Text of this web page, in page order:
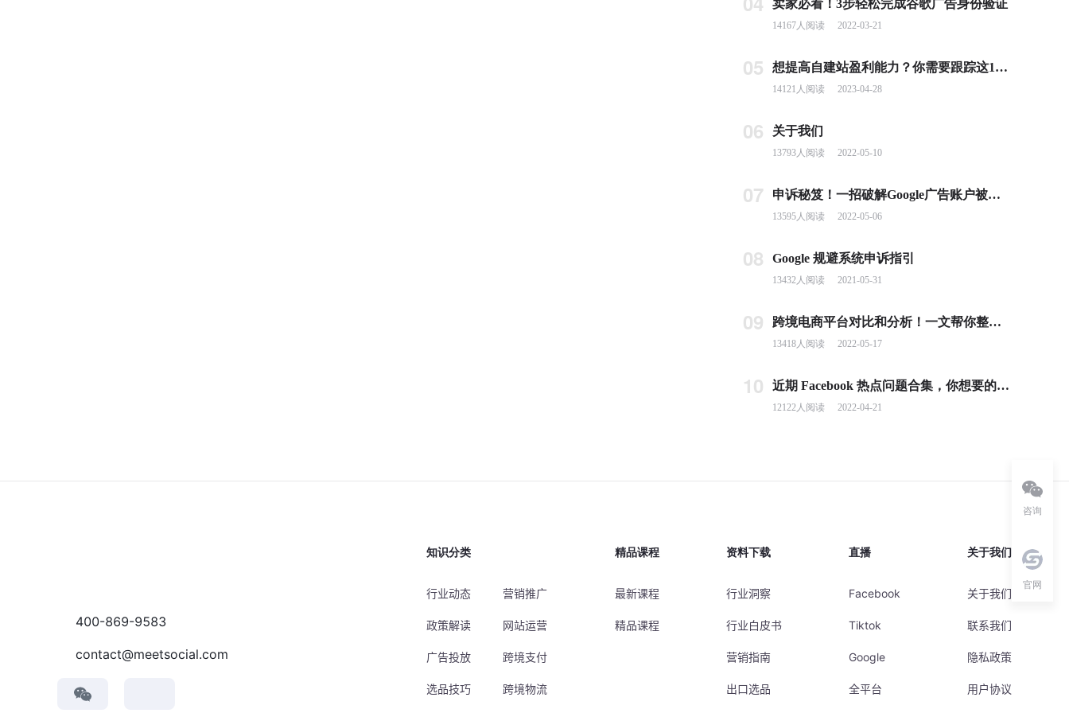
咨询
官网
卖家必看！3步轻松完成谷歌广告身份验证
14167人阅读 2022-03-21
05 想提高自建站盈利能力？你需要跟踪这10个基本电商指标
14121 人阅读 2023-04-28
06 关于我们
13793人阅读 2022-05-10
07 申诉秘笈！一招破解Google广告账户被封难题
13595人阅读 2022-05-06
08 Google 规避系统申诉指引
13432人阅读 2021-05-31
09 跨境电商平台对比和分析！一文帮你整理全球主流电商平台
13418人阅读 2022-05-17
10 近期 Facebook 热点问题合集，你想要的答案都在这里！
12122人阅读 2022-04-21
400-869-9583
contact@meetsocial.com
知识分类
行业动态 营销推广
政策解读 网站运营
广告投放 跨境支付
选品技巧 跨境物流
精品课程
最新课程
精品课程
资料下载
行业洞察
行业白皮书
营销指南
出口选品
直播
Facebook
Tiktok
Google
全平台
关于我们
关于我们
联系我们
隐私政策
用户协议